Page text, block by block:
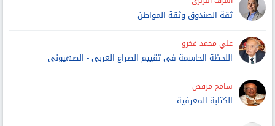
ثقة الصندوق وثقة المواطن
علي محمد فخرو
اللحظة الحاسمة فى تقييم الصراع العربى - الصهيونى
سامح مرقص
الكتابة المعرفية